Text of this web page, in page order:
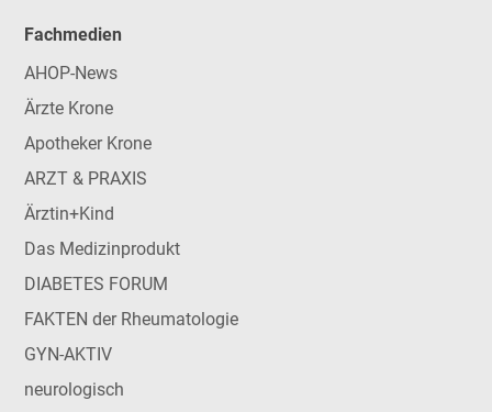
Fachmedien
AHOP-News
Ärzte Krone
Apotheker Krone
ARZT & PRAXIS
Ärztin+Kind
Das Medizinprodukt
DIABETES FORUM
FAKTEN der Rheumatologie
GYN-AKTIV
neurologisch